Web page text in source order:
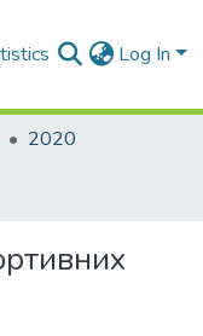
Log In
2020